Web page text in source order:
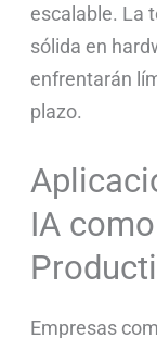
escalable. La
sólida en
enfrentarán
plazo.
IA
Empresas